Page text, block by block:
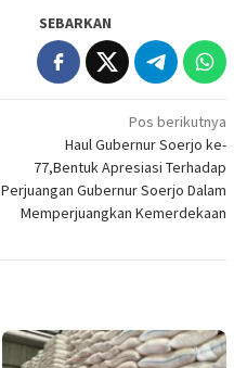
SEBARKAN
Pos berikutnya
Haul Gubernur Soerjo ke-
77,Bentuk Apresiasi Terhadap
Perjuangan Gubernur Soerjo Dalam
Memperjuangkan Kemerdekaan